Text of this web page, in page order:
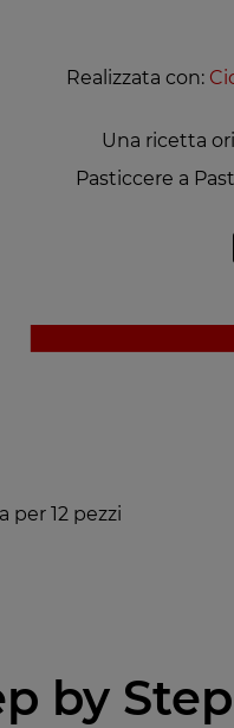
Realizzata con:
Una ricetta
Pasticcere a
per 12 pezzi
by Step